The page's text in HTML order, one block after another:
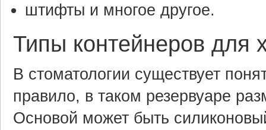
штифты и многое другое.
Типы контейнеров для
В стоматологии существует
правило, в таком резервуаре
Основой может быть